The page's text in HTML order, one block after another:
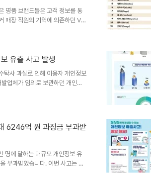
명품 브랜드들은 고객 정보를 통
매장 직원의 기억에 의존하던 VIP
담기 위함입니다. 이러한 변화는
더라도 이를 하나의 고객 이력으
로 이동하는 것을 의미합니다. 고
유출 사고 발생
탁사 과실로 인해 이용자 개인정보
업체가 임의로 보관하던 개인정
다. 우리은행은 유출 사실 인지
피해 발생 시 신속한 확인과 보상
조사를 통해 밝혀질 예정입니다.
6246억 원 과징금 부과받
명에 달하는 대규모 개인정보 유
부과받았습니다. 이번 사고는 쿠
사합니다. 관련 당국은 철저한